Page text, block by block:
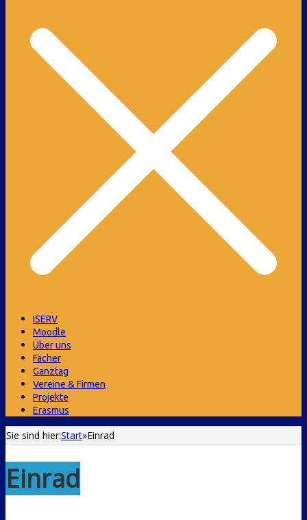
ISERV
Moodle
Über uns
Fächer
Ganztag
Vereine & Firmen
Projekte
Erasmus
Sie sind hier:Start»Einrad
Einrad